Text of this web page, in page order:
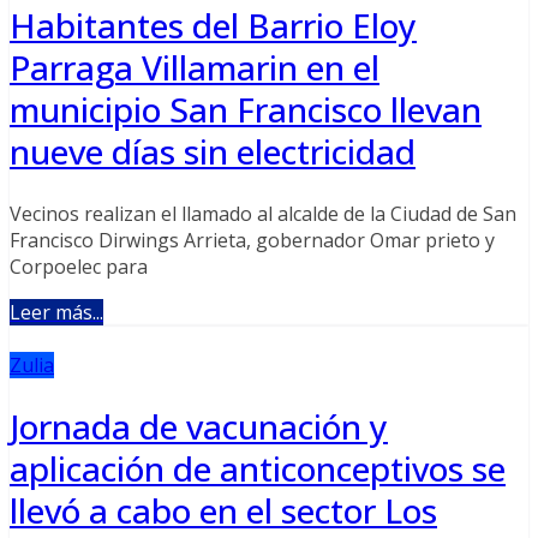
Habitantes del Barrio Eloy
Parraga Villamarin en el
municipio San Francisco llevan
nueve días sin electricidad
Vecinos realizan el llamado al alcalde de la Ciudad de San
Francisco Dirwings Arrieta, gobernador Omar prieto y
Corpoelec para
Leer más...
Zulia
Jornada de vacunación y
aplicación de anticonceptivos se
llevó a cabo en el sector Los